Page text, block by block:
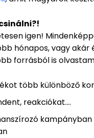
igen!
hónapos, vagy akár
forrásból is
több különböző
reakciókat….